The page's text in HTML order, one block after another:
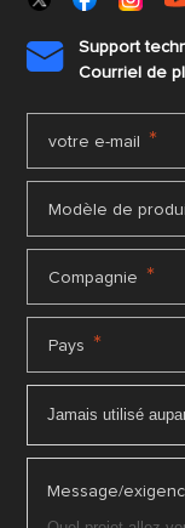

Support
Courriel de
votre e-mail *
Modèle de
Compagnie *
Pays *
Message/